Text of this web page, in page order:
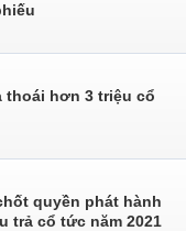
thoái hơn 3 triệu cổ
quyền phát hành
trả cổ tức năm 2021